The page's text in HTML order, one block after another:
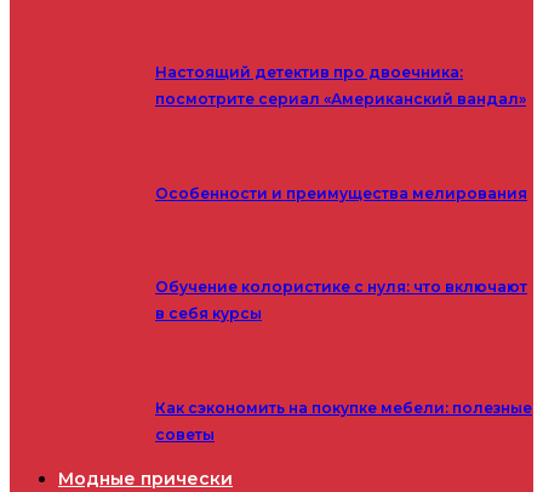
Настоящий детектив про двоечника:
посмотрите сериал «Американский вандал»
Особенности и преимущества мелирования
Обучение колористике с нуля: что включают
в себя курсы
Как сэкономить на покупке мебели: полезные
советы
Модные прически